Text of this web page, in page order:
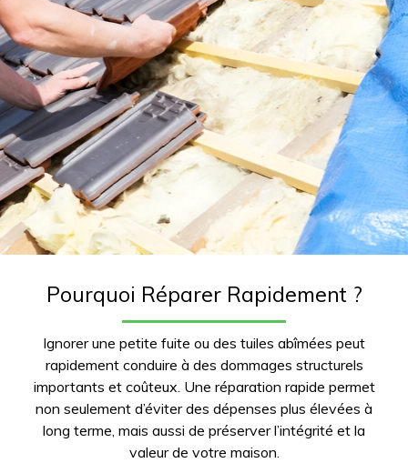
Pourquoi Réparer Rapidement ?
Ignorer une petite fuite ou des tuiles abîmées peut
rapidement conduire à des dommages structurels
importants et coûteux. Une réparation rapide permet
non seulement d’éviter des dépenses plus élevées à
long terme, mais aussi de préserver l’intégrité et la
valeur de votre maison.